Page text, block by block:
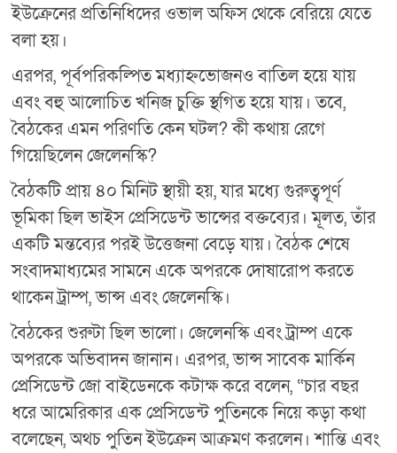
ইউক্রেনের প্রতিনিধিদের ওভাল অফিস থেকে বেরিয়ে যেতে
বলা হয়।
এরপর, পূর্বপরিকল্পিত মধ্যাহ্নভোজনও বাতিল হয়ে যায়
এবং বহু আলোচিত খনিজ চুক্তি স্থগিত হয়ে যায়। তবে,
বৈঠকের এমন পরিণতি কেন ঘটল? কী কথায় রেগে
গিয়েছিলেন জেলেনস্কি?
বৈঠকটি প্রায় ৪০ মিনিট স্থায়ী হয়, যার মধ্যে গুরুত্বপূর্ণ
ভূমিকা ছিল ভাইস প্রেসিডেন্ট ভান্সের বক্তব্যের। মূলত, তাঁর
একটি মন্তব্যের পরই উত্তেজনা বেড়ে যায়। বৈঠক শেষে
সংবাদমাধ্যমের সামনে একে অপরকে দোষারোপ করতে
থাকেন ট্রাম্প, ভান্স এবং জেলেনস্কি।
বৈঠকের শুরুটা ছিল ভালো। জেলেনস্কি এবং ট্রাম্প একে
অপরকে অভিবাদন জানান। এরপর, ভান্স সাবেক মার্কিন
প্রেসিডেন্ট জো বাইডেনকে কটাক্ষ করে বলেন, “চার বছর
ধরে আমেরিকার এক প্রেসিডেন্ট পুতিনকে নিয়ে কড়া কথা
বলেছেন, অথচ পুতিন ইউক্রেন আক্রমণ করলেন। শান্তি এবং